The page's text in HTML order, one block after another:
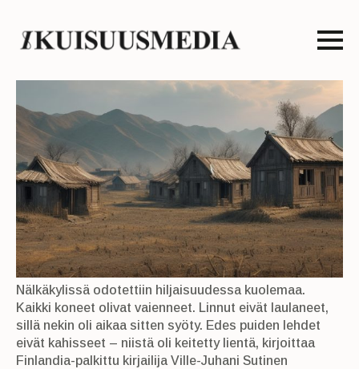
Nälkäkylissä odotettiin hiljaisuudessa kuolemaa.
Kaikki koneet olivat vaienneet. Linnut eivät laulaneet,
sillä nekin oli aikaa sitten syöty. Edes puiden lehdet
eivät kahisseet – niistä oli keitetty lientä, kirjoittaa
Finlandia-palkittu kirjailija Ville-Juhani Sutinen